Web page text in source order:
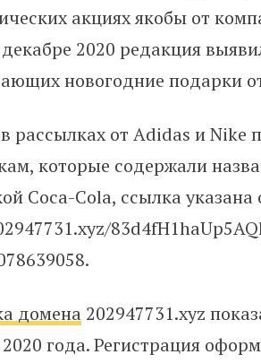
акциях якобы от
2020 редакция
новогодние подарки
рассылках от Adidas и Nike
которые содержали
Coca-Cola, ссылка указана
домена 202947731.xyz
2020 года. Регистрация